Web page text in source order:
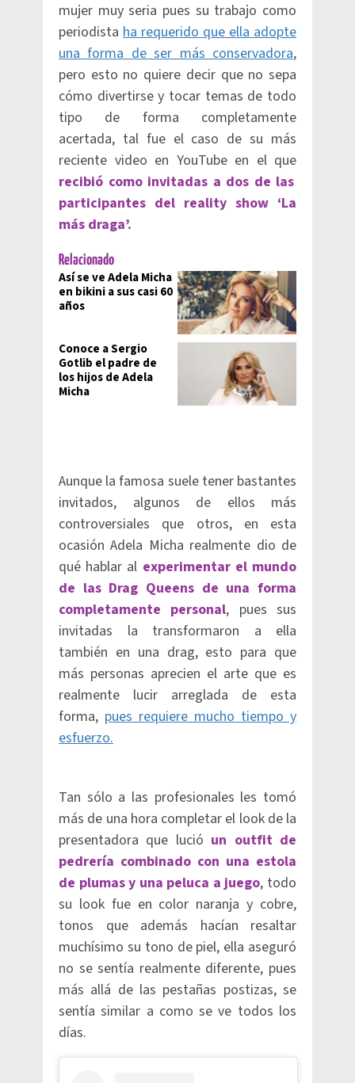
mujer muy seria pues su trabajo como
periodista ha requerido que ella adopte
una forma de ser más conservadora,
pero esto no quiere decir que no sepa
cómo divertirse y tocar temas de todo
tipo de forma completamente
acertada, tal fue el caso de su más
reciente video en YouTube en el que
recibió como invitadas a dos de las
participantes del reality show ‘La
más draga’.
Relacionado
Así se ve Adela Micha
en bikini a sus casi 60
años
Conoce a Sergio
Gotlib el padre de
los hijos de Adela
Micha
Aunque la famosa suele tener bastantes
invitados, algunos de ellos más
controversiales que otros, en esta
ocasión Adela Micha realmente dio de
qué hablar al experimentar el mundo
de las Drag Queens de una forma
completamente personal, pues sus
invitadas la transformaron a ella
también en una drag, esto para que
más personas aprecien el arte que es
realmente lucir arreglada de esta
forma, pues requiere mucho tiempo y
esfuerzo.
Tan sólo a las profesionales les tomó
más de una hora completar el look de la
presentadora que lució un outfit de
pedrería combinado con una estola
de plumas y una peluca a juego, todo
su look fue en color naranja y cobre,
tonos que además hacían resaltar
muchísimo su tono de piel, ella aseguró
no se sentía realmente diferente, pues
más allá de las pestañas postizas, se
sentía similar a como se ve todos los
días.